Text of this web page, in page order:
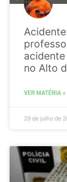
acidente
no Alto
VER MATÉRIA »
29 de julho de